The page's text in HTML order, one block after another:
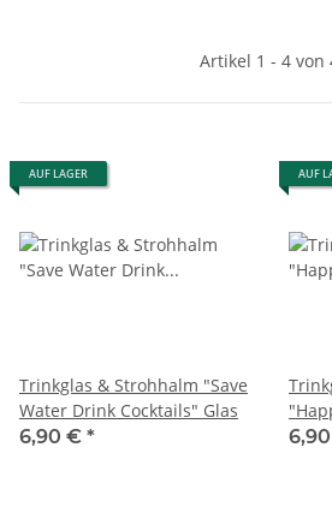
Artikel 1 - 4 von
AUF LAGER
Trinkglas & Strohhalm "Save
Water Drink Cocktails" Glas
6,90 € *
AUF
Glas